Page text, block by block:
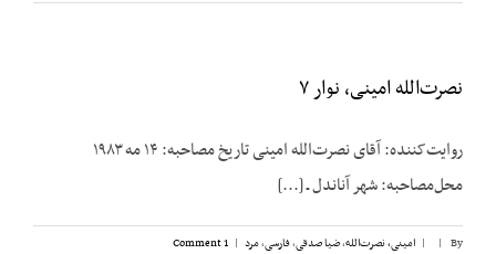
نصرت‌الله امینی، نوار ۷
روایت‌کننده: آقای نصرت‌الله امینی تاریخ مصاحبه: ۱۴ مه ۱۹۸۳
محل‌مصاحبه: شهر آناندل ـ [...]
By
|
| امینی، نصرت‌الله,ضیا صدقی,فارسی,مرد |
1 Comment